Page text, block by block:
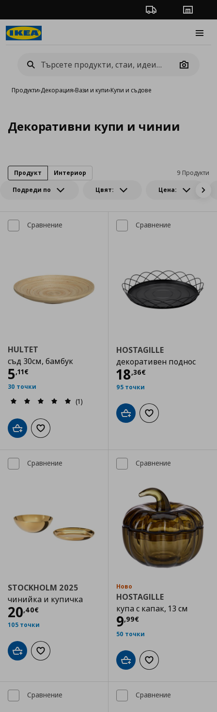
Проследяване на
Camera
Продукти›Декорация›Вази и купи›Купи и съдове
Декоративни купи и чинии
Подреди по Цвят: Цена:
9 Продукти
Продукт Интериор
Сравнение
HULTET
съд 30см, бамбук
5,11€
Цена
30 точки
(1)
Добави в кошницата
Добави към списъка с любими
Сравнение
HOSTAGILLE
декоративен поднос
18,36€
Цена
95 точки
Добави в кошницата
Добави към
Сравнение
STOCKHOLM 2025
чинийка и купичка
20,40€
Цена
105 точки
Добави в кошницата
Добави към списъка с любими
Сравнение
Ново
HOSTAGILLE
купа с капак, 13 см
9,99€
Цена
50 точки
Добави в кошницата
Добави към
Сравнение Сравнение